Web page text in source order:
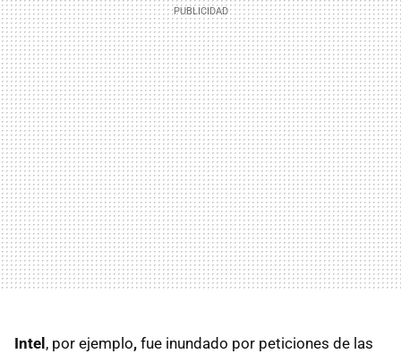
Intel, por ejemplo, fue inundado por peticiones de las